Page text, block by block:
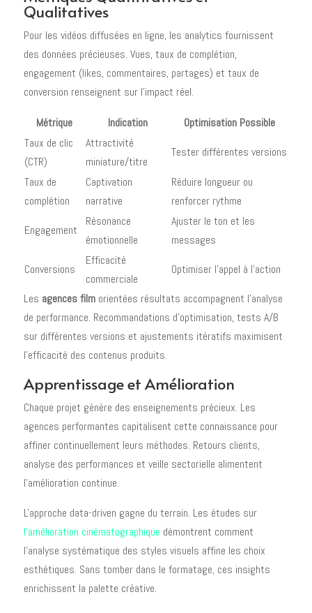
Qualitatives
Pour les vidéos diffusées en ligne, les analytics fournissent
des données précieuses. Vues, taux de complétion,
engagement (likes, commentaires, partages) et taux de
conversion renseignent sur l'impact réel.
Métrique Indication
Optimisation Possible
Taux de clic
(CTR)
Attractivité
miniature/titre
Tester différentes versions
Taux de
complétion
Captivation
narrative
Réduire longueur ou
renforcer rythme
Engagement
Résonance
émotionnelle
Ajuster le ton et les
messages
Conversions
Efficacité
commerciale
Optimiser l'appel à l'action
Les agences filmorientées résultats accompagnent l'analyse
de performance. Recommandations d'optimisation, tests A/B
sur différentes versions et ajustements itératifs maximisent
l'efficacité des contenus produits.
Apprentissage et Amélioration
Chaque projet génère des enseignements précieux. Les
agences performantes capitalisent cette connaissance pour
affiner continuellement leurs méthodes. Retours clients,
analyse des performances et veille sectorielle alimentent
l'amélioration continue.
L'approche data-driven gagne du terrain. Les études sur
l’amélioration cinématographique démontrent comment
l'analyse systématique des styles visuels affine les choix
esthétiques. Sans tomber dans le formatage, ces insights
enrichissent la palette créative.